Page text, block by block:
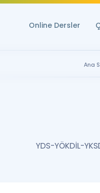
Online Dersler
Ana
YDS-YÖKDİL-